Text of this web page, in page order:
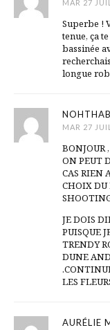
MAR 27
Superbe !
tenue, ça
bassinée
longue
NOHTHAB
MAR 27
BONJOUR ,
ON PEUT
CAS RIEN
CHOIX DU
JE DOIS
PUISQUE
TRENDY
DUNE
LES
AURÉLIE